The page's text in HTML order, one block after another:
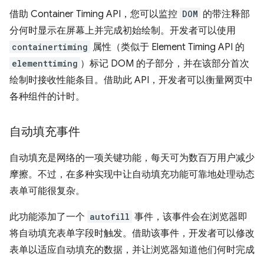
借助 Container Timing API，您可以监控 DOM 的带注释部
分何时显示在屏幕上并完成初始绘制。开发者可以使用
containertiming 属性（类似于 Element Timing API 的
elementtiming ）标记 DOM 的子部分，并在该部分首次
绘制时接收性能条目。借助此 API，开发者可以衡量网页中
各种组件的计时。
自动填充事件
自动填充是网络的一项关键功能，每天可为数百万用户减少
摩擦。不过，在多种实现中让自动填充功能可靠地处理动态
表单可能很复杂。
此功能添加了一个 autofill 事件，该事件会在浏览器即
将自动填充表单字段时触发。借助该事件，开发者可以修改
表单以适应自动填充的数据，并让浏览器知道他们何时完成